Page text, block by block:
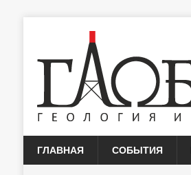
ГЛАВНАЯ СОБЫТИЯ